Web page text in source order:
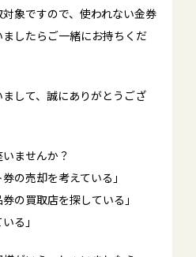
象ですので、使われない金券
したらご一緒にお持ちくだ
して、誠にありがとうござ
ませんか？
の売却を考えている」
の買取店を探している」
る」